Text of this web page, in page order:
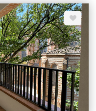
vis-à-vis. -4 grandes
parentale de 20m² avec
meuble double vasque
-Espace cellier dans
45x45, parquet
dans toutes les
de parking privatives